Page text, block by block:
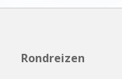
Rondreizen